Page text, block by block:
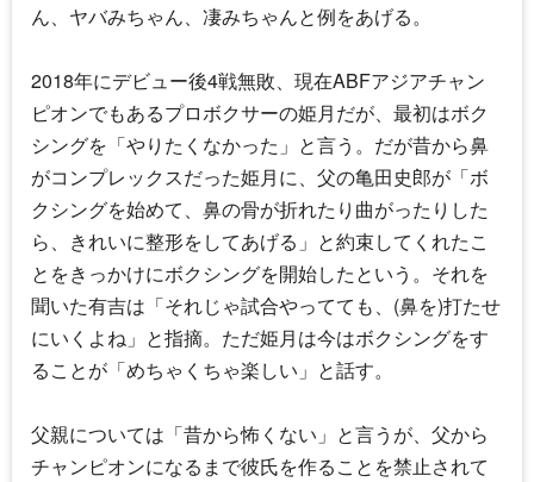
ん、ヤバみちゃん、凄みちゃんと例をあげる。
2018年にデビュー後4戦無敗、現在ABFアジアチャン
ピオンでもあるプロボクサーの姫月だが、最初はボク
シングを「やりたくなかった」と言う。だが昔から鼻
がコンプレックスだった姫月に、父の亀田史郎が「ボ
クシングを始めて、鼻の骨が折れたり曲がったりした
ら、きれいに整形をしてあげる」と約束してくれたこ
とをきっかけにボクシングを開始したという。それを
聞いた有吉は「それじゃ試合やってても、(鼻を)打たせ
にいくよね」と指摘。ただ姫月は今はボクシングをす
ることが「めちゃくちゃ楽しい」と話す。
父親については「昔から怖くない」と言うが、父から
チャンピオンになるまで彼氏を作ることを禁止されて